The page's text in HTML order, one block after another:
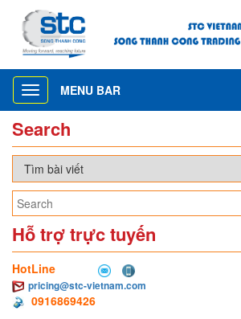
Toggle
navigation
MENU BAR
Search
Hỗ trợ trực tuyến
HotLine
pricing@stc-vietnam.com
0916869426